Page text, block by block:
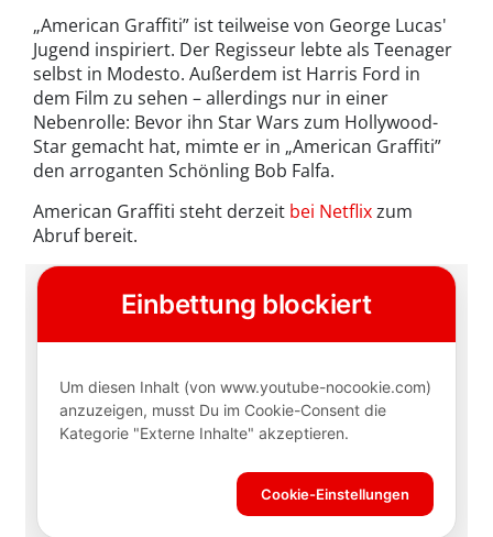
„American Graffiti” ist teilweise von George Lucas'
Jugend inspiriert. Der Regisseur lebte als Teenager
selbst in Modesto. Außerdem ist Harris Ford in
dem Film zu sehen – allerdings nur in einer
Nebenrolle: Bevor ihn Star Wars zum Hollywood-
Star gemacht hat, mimte er in „American Graffiti”
den arroganten Schönling Bob Falfa.
American Graffiti steht derzeit bei Netflixzum
Abruf bereit.